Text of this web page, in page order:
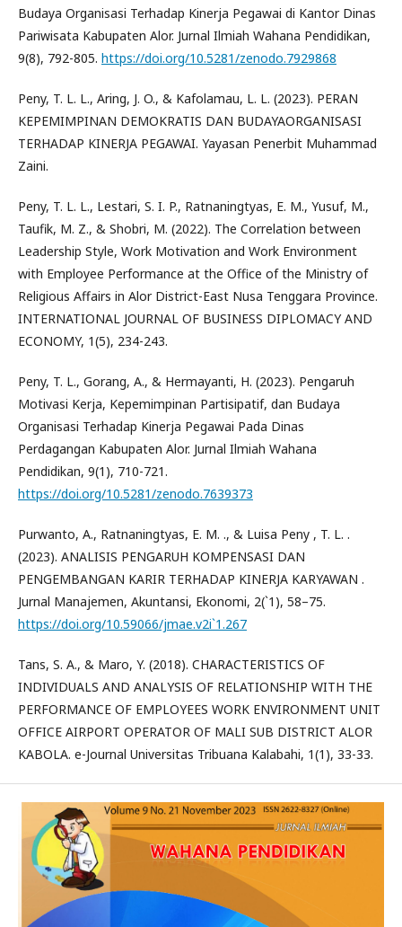
Budaya Organisasi Terhadap Kinerja Pegawai di Kantor Dinas
Pariwisata Kabupaten Alor. Jurnal Ilmiah Wahana Pendidikan,
9(8), 792-805. https://doi.org/10.5281/zenodo.7929868
Peny, T. L. L., Aring, J. O., & Kafolamau, L. L. (2023). PERAN
KEPEMIMPINAN DEMOKRATIS DAN BUDAYAORGANISASI
TERHADAP KINERJA PEGAWAI. Yayasan Penerbit Muhammad
Zaini.
Peny, T. L. L., Lestari, S. I. P., Ratnaningtyas, E. M., Yusuf, M.,
Taufik, M. Z., & Shobri, M. (2022). The Correlation between
Leadership Style, Work Motivation and Work Environment
with Employee Performance at the Office of the Ministry of
Religious Affairs in Alor District-East Nusa Tenggara Province.
INTERNATIONAL JOURNAL OF BUSINESS DIPLOMACY AND
ECONOMY, 1(5), 234-243.
Peny, T. L., Gorang, A., & Hermayanti, H. (2023). Pengaruh
Motivasi Kerja, Kepemimpinan Partisipatif, dan Budaya
Organisasi Terhadap Kinerja Pegawai Pada Dinas
Perdagangan Kabupaten Alor. Jurnal Ilmiah Wahana
Pendidikan, 9(1), 710-721.
https://doi.org/10.5281/zenodo.7639373
Purwanto, A., Ratnaningtyas, E. M. ., & Luisa Peny , T. L. .
(2023). ANALISIS PENGARUH KOMPENSASI DAN
PENGEMBANGAN KARIR TERHADAP KINERJA KARYAWAN .
Jurnal Manajemen, Akuntansi, Ekonomi, 2(`1), 58–75.
https://doi.org/10.59066/jmae.v2i`1.267
Tans, S. A., & Maro, Y. (2018). CHARACTERISTICS OF
INDIVIDUALS AND ANALYSIS OF RELATIONSHIP WITH THE
PERFORMANCE OF EMPLOYEES WORK ENVIRONMENT UNIT
OFFICE AIRPORT OPERATOR OF MALI SUB DISTRICT ALOR
KABOLA. e-Journal Universitas Tribuana Kalabahi, 1(1), 33-33.